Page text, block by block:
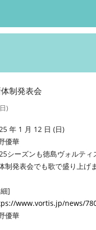
制発表会
)
年 1 月 12 日 (日)
優華
シーズンも徳島ヴォルティ
制発表会でも歌で盛り上げ
]
www.vortis.jp/news/
優華